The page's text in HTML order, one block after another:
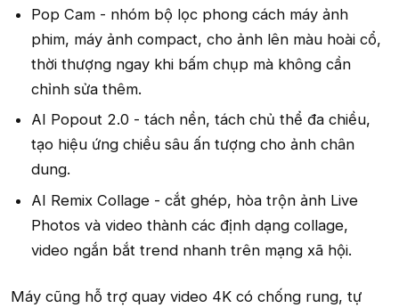
Pop Cam - nhóm bộ lọc phong cách máy ảnh
phim, máy ảnh compact, cho ảnh lên màu hoài cổ,
thời thượng ngay khi bấm chụp mà không cần
chỉnh sửa thêm.
AI Popout 2.0 - tách nền, tách chủ thể đa chiều,
tạo hiệu ứng chiều sâu ấn tượng cho ảnh chân
dung.
AI Remix Collage - cắt ghép, hòa trộn ảnh Live
Photos và video thành các định dạng collage,
video ngắn bắt trend nhanh trên mạng xã hội.
Máy cũng hỗ trợ quay video 4K có chống rung, tự